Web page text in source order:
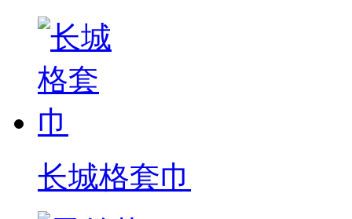
长城格套巾